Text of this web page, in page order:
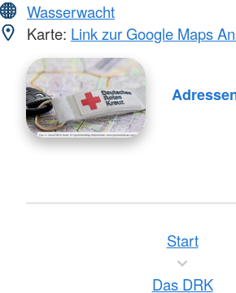
Wasserwacht
Karte: Link zur Google Maps
Start
Das DRK